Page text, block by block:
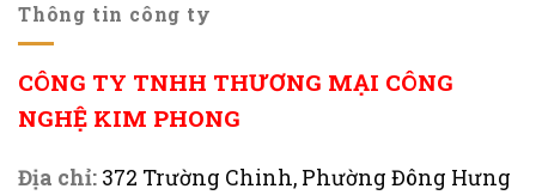
Thông tin công ty
CÔNG TY TNHH THƯƠNG MẠI CÔNG
NGHỆ KIM PHONG
Địa chỉ: 372 Trường Chinh, Phường Đông Hưng